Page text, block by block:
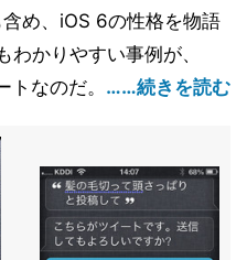
め、iOS 6の性格を物語
わかりやすい事例が、
なのだ。 ……続きを読む